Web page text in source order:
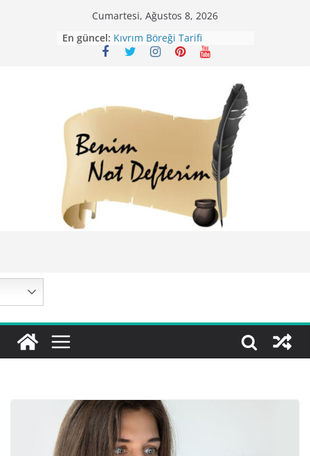
Cumartesi, Ağustos 8, 2026
En güncel: Mirik Köfte Tarifi – Sivas
Kıvrım Böreği Tarifi
Karabuğday Pilavı Tarifi
Nohutlu Pirinç Pilavı Tarifi